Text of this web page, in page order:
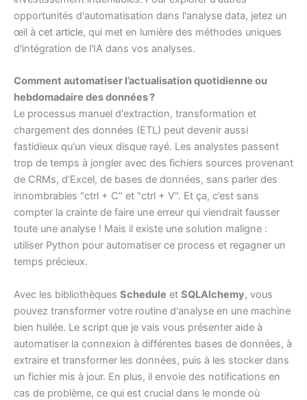
opportunités d'automatisation dans l'analyse data, jetez un
œil à cet article, qui met en lumière des méthodes uniques
d'intégration de l'IA dans vos analyses.
Comment automatiser l’actualisation quotidienne ou
hebdomadaire des données ?
Le processus manuel d'extraction, transformation et
chargement des données (ETL) peut devenir aussi
fastidieux qu'un vieux disque rayé. Les analystes passent
trop de temps à jongler avec des fichiers sources provenant
de CRMs, d’Excel, de bases de données, sans parler des
innombrables "ctrl + C" et "ctrl + V". Et ça, c’est sans
compter la crainte de faire une erreur qui viendrait fausser
toute une analyse ! Mais il existe une solution maligne :
utiliser Python pour automatiser ce process et regagner un
temps précieux.
Avec les bibliothèques Schedule et SQLAlchemy, vous
pouvez transformer votre routine d'analyse en une machine
bien huilée. Le script que je vais vous présenter aide à
automatiser la connexion à différentes bases de données, à
extraire et transformer les données, puis à les stocker dans
un fichier mis à jour. En plus, il envoie des notifications en
cas de problème, ce qui est crucial dans le monde où